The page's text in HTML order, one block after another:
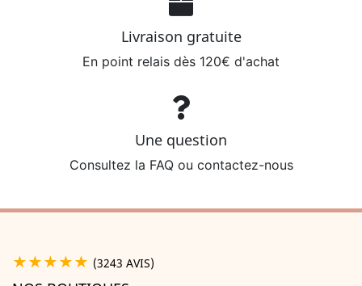
Livraison gratuite
En point relais dès 120€ d'achat
Une question
Consultez la FAQ ou contactez-nous
★★★★★ (3243 AVIS)